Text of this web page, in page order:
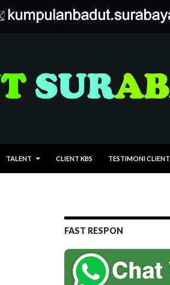
TALENT CLIENT KBS TESTIMONI CLIENT
FAST RESPON